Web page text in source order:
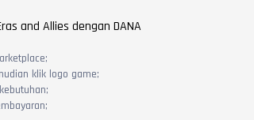
and Allies dengan DANA
klik logo game;